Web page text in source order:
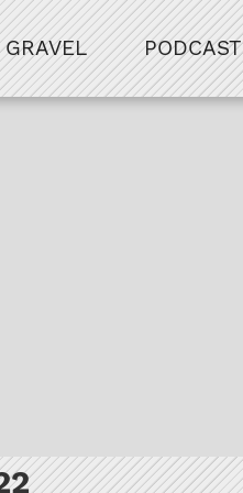
GRAVEL PODCAST